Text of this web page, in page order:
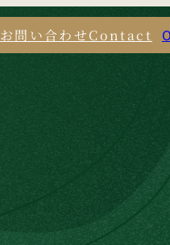
お問い合わせContact